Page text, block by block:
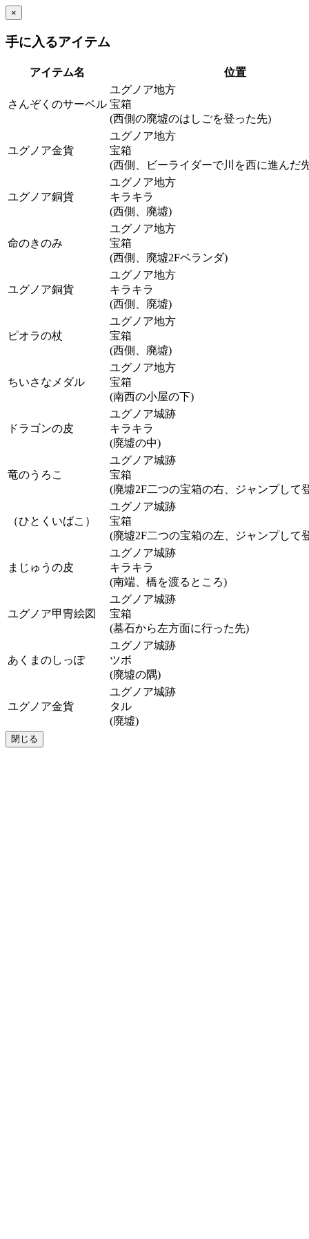
×
手に入るアイテム
アイテム名 位置
さんぞくのサーベル
ユグノア地方
宝箱
(西側の廃墟のはしごを登った先)
ユグノア金貨
ユグノア地方
宝箱
(西側、ビーライダーで川を西に進んだ
ユグノア銅貨
ユグノア地方
キラキラ
(西側、廃墟)
命のきのみ
ユグノア地方
宝箱
(西側、廃墟2Fベランダ)
ユグノア銅貨
ユグノア地方
キラキラ
(西側、廃墟)
ピオラの杖
ユグノア地方
宝箱
(西側、廃墟)
ちいさなメダル
ユグノア地方
宝箱
(南西の小屋の下)
ドラゴンの皮
ユグノア城跡
キラキラ
(廃墟の中)
竜のうろこ
ユグノア城跡
宝箱
(廃墟2F二つの宝箱の右、ジャンプして
（ひとくいばこ）
ユグノア城跡
宝箱
(廃墟2F二つの宝箱の左、ジャンプして
まじゅうの皮
ユグノア城跡
キラキラ
(南端、橋を渡るところ)
ユグノア甲冑絵図
ユグノア城跡
宝箱
(墓石から左方面に行った先)
あくまのしっぽ
ユグノア城跡
ツボ
(廃墟の隅)
ユグノア金貨
ユグノア城跡
タル
(廃墟)
閉じる